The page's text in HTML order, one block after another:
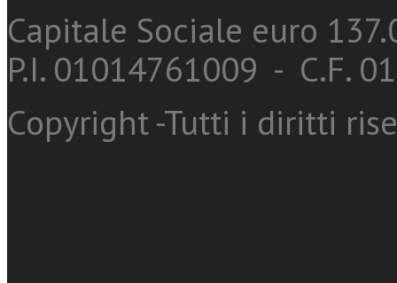
Capitale Sociale euro
P.I. 01014761009 - C.F.
Copyright -Tutti i diritti